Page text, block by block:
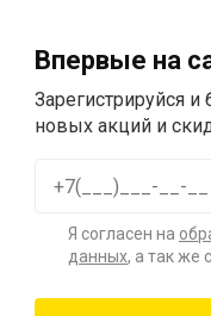
Впервые на
Зарегистрируйся и
новых акций и
Я согласен на
данных, а так же